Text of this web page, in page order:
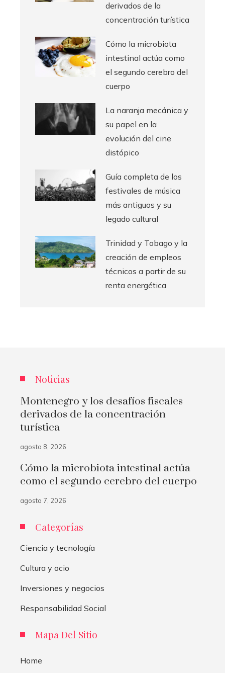
derivados de la
concentración turística
Cómo la microbiota
intestinal actúa como
el segundo cerebro del
cuerpo
La naranja mecánica y
su papel en la
evolución del cine
distópico
Guía completa de los
festivales de música
más antiguos y su
legado cultural
Trinidad y Tobago y la
creación de empleos
técnicos a partir de su
renta energética
Noticias
Montenegro y los desafíos fiscales
derivados de la concentración
turística
agosto 8, 2026
Cómo la microbiota intestinal actúa
como el segundo cerebro del cuerpo
agosto 7, 2026
Categorías
Ciencia y tecnología
Cultura y ocio
Inversiones y negocios
Responsabilidad Social
Mapa Del Sitio
Home